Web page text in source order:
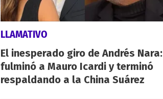
LLAMATIVO
El inesperado giro de Andrés Nara:
fulminó a Mauro Icardi y terminó
respaldando a la China Suárez